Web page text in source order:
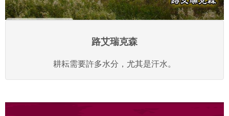
路艾瑞克森
耕耘需要許多水分，尤其是汗水。